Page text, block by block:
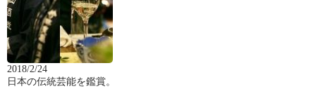
2018/2/24
日本の伝統芸能を鑑賞。